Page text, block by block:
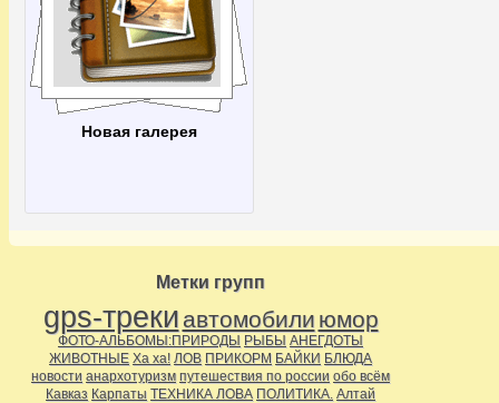
Новая галерея
Метки групп
gps-треки автомобили юмор
ФОТО-АЛЬБОМЫ:ПРИРОДЫ РЫБЫ АНЕГДОТЫ
ЖИВОТНЫЕ Ха ха! ЛОВ ПРИКОРМ БАЙКИ БЛЮДА
новости анархотуризм путешествия по россии обо всём
Кавказ Карпаты ТЕХНИКА ЛОВА ПОЛИТИКА. Алтай